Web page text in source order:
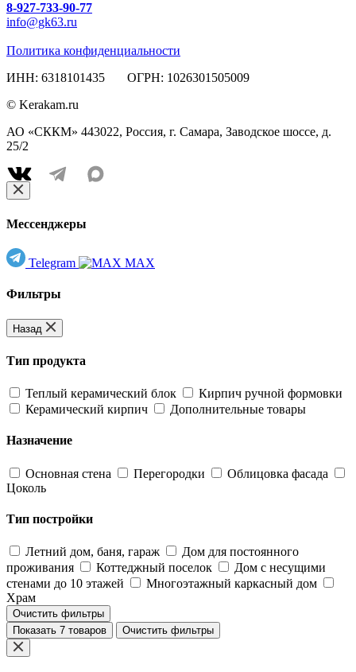
8-927-733-90-77
info@gk63.ru
Политика конфиденциальности
ИНН: 6318101435 ОГРН: 1026301505009
© Kerakam.ru
АО «СККМ» 443022, Россия, г. Самара, Заводское шоссе, д.
25/2
Мессенджеры
Telegram MAX
Фильтры
Назад
Тип продукта
Теплый керамический блок
Кирпич ручной формовки
Керамический кирпич
Дополнительные товары
Назначение
Основная стена Перегородки
Облицовка фасада
Цоколь
Тип постройки
Летний дом, баня, гараж
Дом для постоянного
проживания
Коттеджный поселок
Дом с несущими
стенами до 10 этажей
Многоэтажный каркасный дом
Храм
Очистить фильтры
Показать 7 товаров
Очистить фильтры